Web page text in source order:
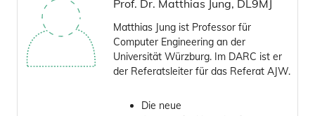
Prof. Dr. Matthias Jung, DL9MJ
Matthias Jung ist Professor für
Computer Engineering an der
Universität Würzburg. Im DARC ist er
der Referatsleiter für das Referat AJW.
Die neue